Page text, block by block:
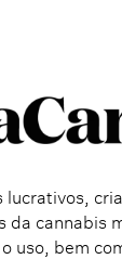
lucrativos,
da cannabis
uso, bem